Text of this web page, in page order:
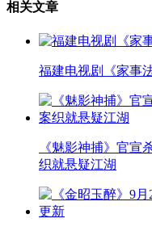
相关文章
福建电视剧《家事
《魅影神捕》官宣
织就悬疑江湖